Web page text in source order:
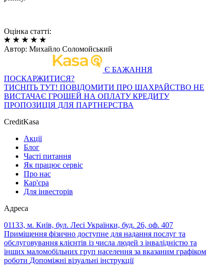
Оцінка статті:
Автор: Михайло Соломойський
Є БАЖАННЯ
ПОСКАРЖИТИСЯ?
ТИСНІТЬ ТУТ! ПОВІДОМИТИ ПРО ШАХРАЙСТВО НЕ
ВИСТАЧАЄ ГРОШЕЙ НА ОПЛАТУ КРЕДИТУ
ПРОПОЗИЦІЯ ДЛЯ ПАРТНЕРСТВА
CreditKasa
Акції
Блог
Часті питання
Як працює сервіс
Про нас
Кар'єра
Для інвесторів
Адреса
01133, м. Київ, бул. Лесі Українки, буд. 26, оф. 407
Приміщення фізично доступне для надання послуг та
обслуговування клієнтів із числа людей з інвалідністю та
інших маломобільних груп населення за вказаним графіком
роботи Допоміжні візуальні інструкції